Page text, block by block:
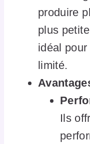
produire
plus
idéal pour
limité.
Ils